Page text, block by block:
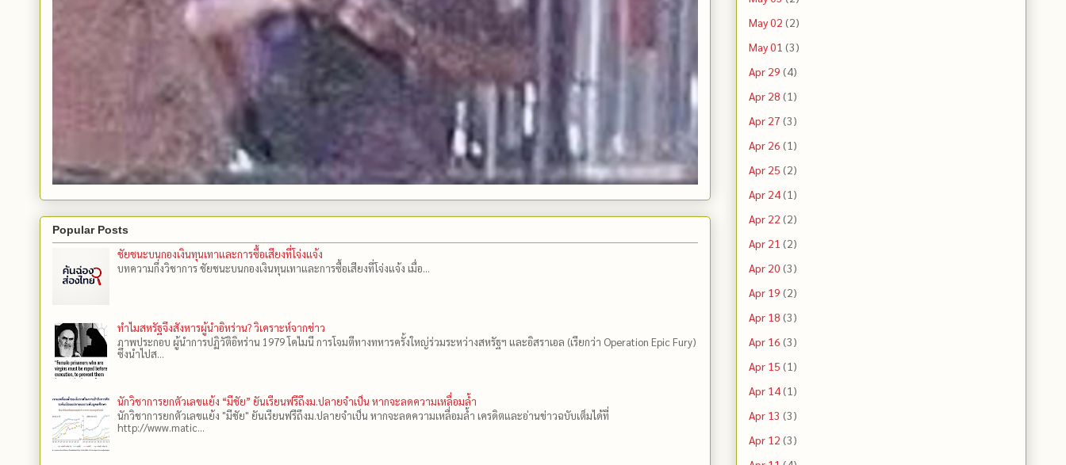
Popular Posts
ชัยชนะบนกองเงินทุนเทาและการซื้อเสียงที่โจ่งแจ้ง
บทความกึ่งวิชาการ ชัยชนะบนกองเงินทุนเทาและการซื้อเสียงที่โจ่งแจ้ง เมื่อ...
ทำไมสหรัฐจึงสังหารผู้นำอิหร่าน? วิเคราะห์จากข่าว
ภาพประกอบ ผู้นำการปฏิวัติอิหร่าน 1979 โคไมนี การโจมตีทางทหารครั้งใหญ่ร่วมระหว่างสหรัฐฯ และอิสราเอล (เรียกว่า Operation Epic Fury)
ซึ่งนำไปส...
นักวิชาการยกตัวเลขแย้ง “มีชัย” ยันเรียนฟรีถึงม.ปลายจำเป็น หากจะลดความเหลื่อมล้ำ
นักวิชาการยกตัวเลขแย้ง "มีชัย" ยันเรียนฟรีถึงม.ปลายจำเป็น หากจะลดความเหลื่อมล้ำ เครดิตและอ่านข่าวฉบับเต็มได้ที่
http://www.matic...
May 02 (2)
May 01 (3)
Apr 29 (4)
Apr 28 (1)
Apr 27 (3)
Apr 26 (1)
Apr 25 (2)
Apr 24(1)
Apr 22 (2)
Apr 21 (2)
Apr 20 (3)
Apr 19 (2)
Apr 18 (3)
Apr 16 (3)
Apr 15 (1)
Apr 14(1)
Apr 13 (3)
Apr 12 (3)